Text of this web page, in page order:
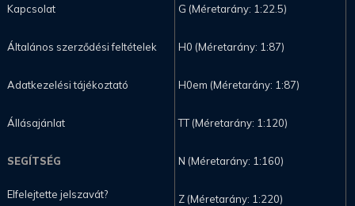
Kapcsolat
Általános szerződési feltételek
Adatkezelési tájékoztató
Állásajánlat
SEGÍTSÉG
Elfelejtette jelszavát?
G (Méretarány: 1:22.5)
H0 (Méretarány: 1:87)
H0em (Méretarány: 1:87)
TT (Méretarány: 1:120)
N (Méretarány: 1:160)
Z (Méretarány: 1:220)